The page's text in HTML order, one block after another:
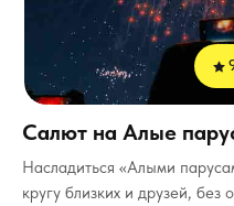
Насладиться «Алыми
кругу близких и друзей, без
Салют на Алые